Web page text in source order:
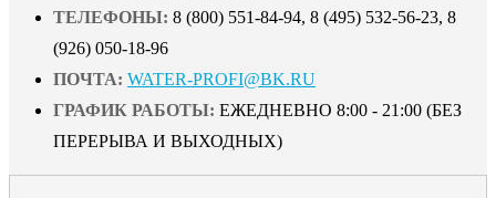
ТЕЛЕФОНЫ: 8 (800) 551-84-94, 8 (495) 532-56-23, 8
(926) 050-18-96
ПОЧТА: WATER-PROFI@BK.RU
ГРАФИК РАБОТЫ: ЕЖЕДНЕВНО 8:00 - 21:00 (БЕЗ
ПЕРЕРЫВА И ВЫХОДНЫХ)